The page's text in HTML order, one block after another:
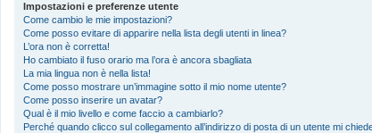
Impostazioni e preferenze utente
Come cambio le mie impostazioni?
Come posso evitare di apparire nella lista degli utenti in linea?
L’ora non è corretta!
Ho cambiato il fuso orario ma l’ora è ancora sbagliata
La mia lingua non è nella lista!
Come posso mostrare un’immagine sotto il mio nome utente?
Come posso inserire un avatar?
Qual è il mio livello e come faccio a cambiarlo?
Perché quando clicco sul collegamento all’indirizzo di posta di un utente mi